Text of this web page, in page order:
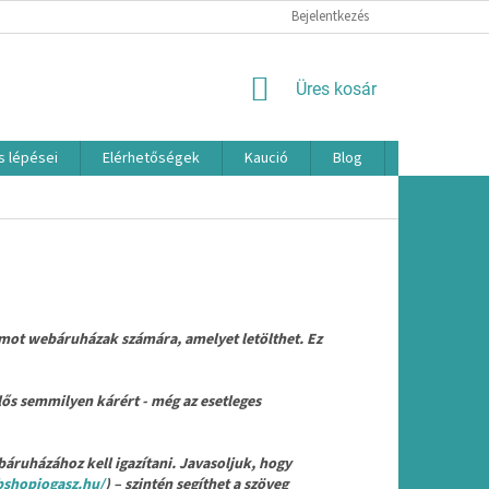
Bejelentkezés
KOSÁR
Üres kosár
lépései Elérhetőségek Kaució Blog
webáruházak számára, amelyet letölthet. Ez
semmilyen kárért - még az esetleges
kell igazítani. Javasoljuk, hogy
) – szintén segíthet a szöveg